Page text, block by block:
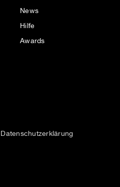
News
Hilfe
Awards
Datenschutzerklärung